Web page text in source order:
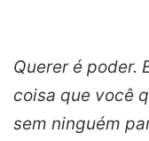
Querer é poder.
coisa que você
sem ninguém